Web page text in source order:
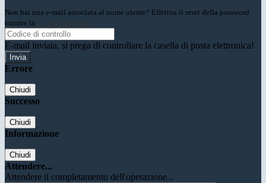
Non hai una e-mail associata al nome utente? Effettua il reset della password
tramite la
E-mail inviata, si prega di controllare la casella di posta elettronica!
Errore
Chiudi
Successo
Chiudi
Informazione
Chiudi
Attendere...
Attendere il completamento dell'operazione...